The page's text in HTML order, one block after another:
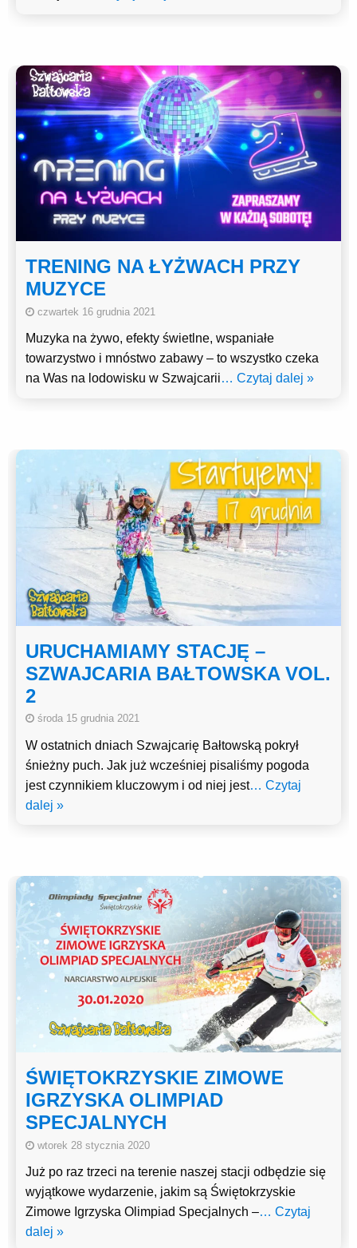
TRENING NA ŁYŻWACH PRZY
MUZYCE
czwartek 16 grudnia 2021
Muzyka na żywo, efekty świetlne, wspaniałe
towarzystwo i mnóstwo zabawy – to wszystko czeka
na Was na lodowisku w Szwajcarii… Czytaj dalej »
URUCHAMIAMY STACJĘ –
SZWAJCARIA BAŁTOWSKA VOL.
2
środa 15 grudnia 2021
W ostatnich dniach Szwajcarię Bałtowską pokrył
śnieżny puch. Jak już wcześniej pisaliśmy pogoda
jest czynnikiem kluczowym i od niej jest… Czytaj
dalej »
ŚWIĘTOKRZYSKIE ZIMOWE
IGRZYSKA OLIMPIAD
SPECJALNYCH
wtorek 28 stycznia 2020
Już po raz trzeci na terenie naszej stacji odbędzie się
wyjątkowe wydarzenie, jakim są Świętokrzyskie
Zimowe Igrzyska Olimpiad Specjalnych –… Czytaj
dalej »